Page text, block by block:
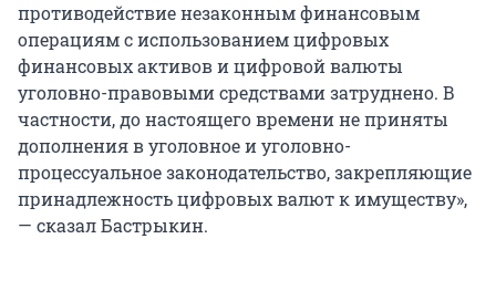
противодействие незаконным финансовым
операциям с использованием цифровых
финансовых активов и цифровой валюты
уголовно-правовыми средствами затруднено. В
частности, до настоящего времени не приняты
дополнения в уголовное и уголовно-
процессуальное законодательство, закрепляющие
принадлежность цифровых валют к имуществу»,
— сказал Бастрыкин.